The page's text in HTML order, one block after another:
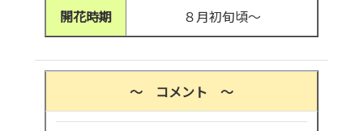
開花時期 ８月初旬頃～
～ コメント ～